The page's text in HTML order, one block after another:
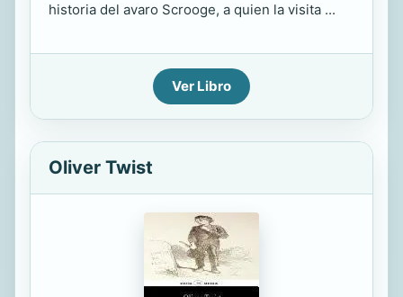
historia del avaro Scrooge, a quien la visita ...
Ver Libro
Oliver Twist